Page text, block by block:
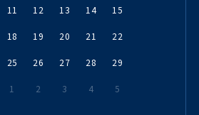
11 12 13 14 15
18 19 20 21 22
25 26 27 28 29
1 2 3 4 5